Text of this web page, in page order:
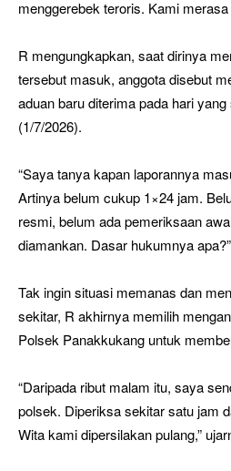
menggerebek teroris. Kami
R mengungkapkan, saat dirinya
tersebut masuk, anggota disebut
aduan baru diterima pada hari
(1/7/2026).
“Saya tanya kapan laporannya
Artinya belum cukup 1×24 jam.
resmi, belum ada pemeriksaan
diamankan. Dasar hukumnya
Tak ingin situasi memanas dan
sekitar, R akhirnya memilih
Polsek Panakkukang untuk
“Daripada ribut malam itu, saya
polsek. Diperiksa sekitar satu jam
Wita kami dipersilakan pulang,”